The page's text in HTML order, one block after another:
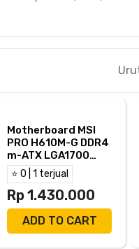
Motherboard MSI
PRO H610M-G DDR4
m-ATX LGA1700
HDMI DP - MSI
H610M G
⭐ 0 | 1 terjual
Rp 1.430.000
ADD TO CART